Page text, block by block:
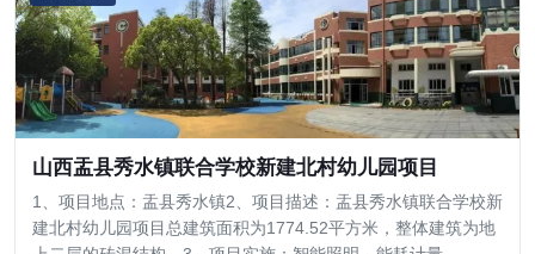
山西盂县秀水镇联合学校新建北村幼儿园项目
1、项目地点：盂县秀水镇2、项目描述：盂县秀水镇联合学校新
建北村幼儿园项目总建筑面积为1774.52平方米，整体建筑为地